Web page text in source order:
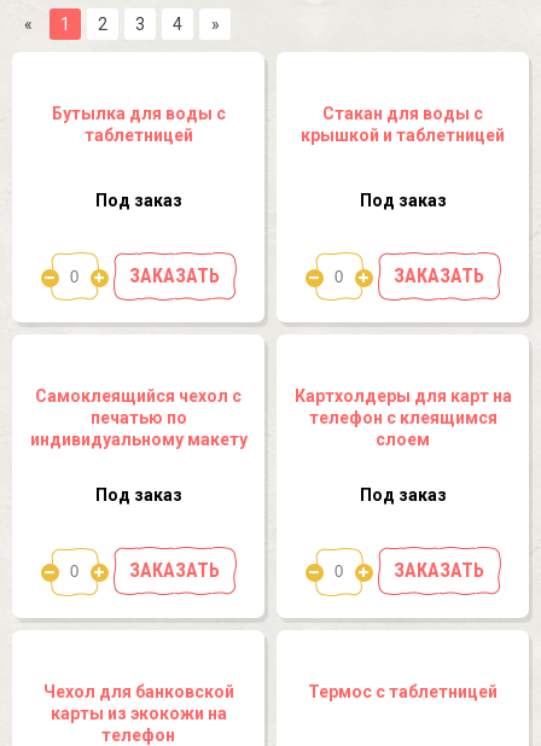
« 1 2 3 4 »
Бутылка для воды с
таблетницей
Под заказ
ЗАКАЗАТЬ
Стакан для воды с
крышкой и таблетницей
Под заказ
ЗАКАЗАТЬ
Самоклеящийся чехол с
печатью по
индивидуальному макету
Под заказ
ЗАКАЗАТЬ
Картхолдеры для карт на
телефон с клеящимся
слоем
Под заказ
ЗАКАЗАТЬ
Чехол для банковской
карты из экокожи на
телефон
Термос с таблетницей